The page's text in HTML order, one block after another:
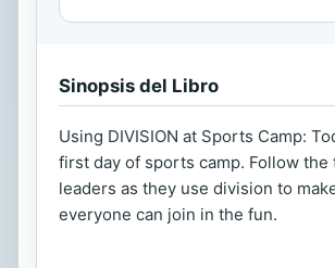
Sinopsis del Libro
Using DIVISION at Sports Camp:
first day of sports camp. Follow the
leaders as they use division to
everyone can join in the fun.